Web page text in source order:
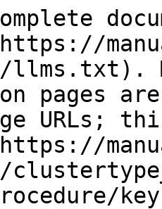
pages
URLs;